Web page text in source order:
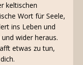
keltischen
Wort für Seele,
ins Leben und
wider heraus.
etwas zu tun,